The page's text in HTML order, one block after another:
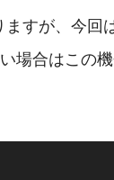
すが、今回
場合はこの